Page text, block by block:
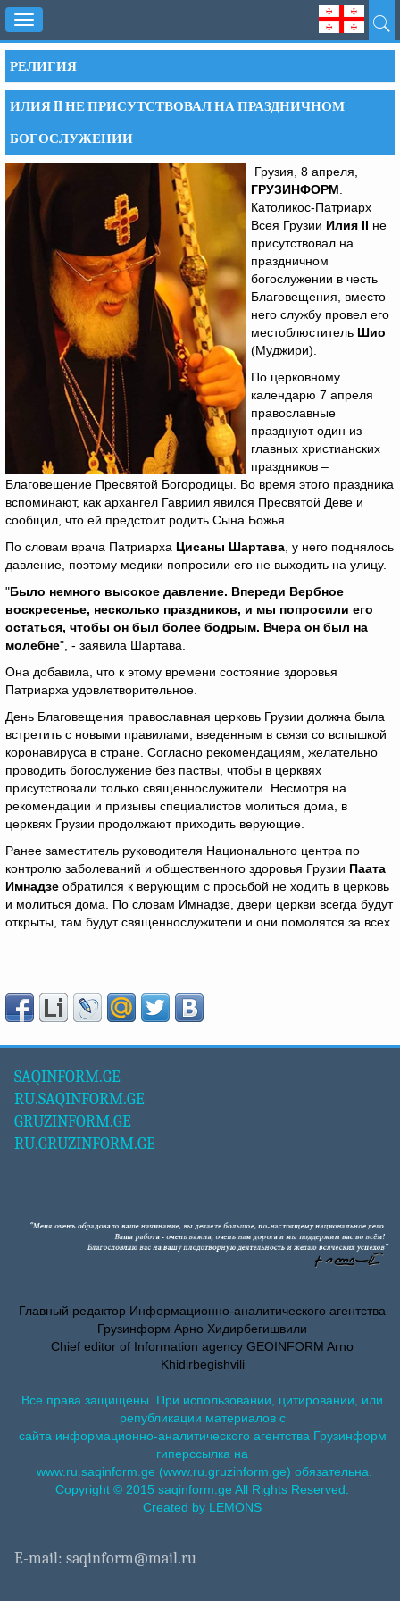
Toggle
navigation
РЕЛИГИЯ
ИЛИЯ II НЕ ПРИСУТСТВОВАЛ НА ПРАЗДНИЧНОМ
БОГОСЛУЖЕНИИ
Грузия, 8 апреля,
ГРУЗИНФОРМ
Католикос-Патриарх
Всея Грузии Илия II не
присутствовал на
праздничном
богослужении в честь
Благовещения, вместо
него службу провел его
местоблюститель Шио
(Муджири).
По церковному
календарю 7 апреля
православные
празднуют один из
главных христианских
праздников –
Благовещение Пресвятой Богородицы. Во время этого праздника
вспоминают, как архангел Гавриил явился Пресвятой Деве и
сообщил, что ей предстоит родить Сына Божья.
По словам врача Патриарха Цисаны Шартава , у него поднялось
давление, поэтому медики попросили его не выходить на улицу.
"Было немного высокое давление. Впереди Вербное
воскресенье, несколько праздников, и мы попросили его
остаться, чтобы он был более бодрым. Вчера он был на
молебне", - заявила Шартава.
Она добавила, что к этому времени состояние здоровья
Патриарха удовлетворительное.
День Благовещения православная церковь Грузии должна была
встретить с новыми правилами, введенным в связи со вспышкой
коронавируса в стране. Согласно рекомендациям, желательно
проводить богослужение без паствы, чтобы в церквях
присутствовали только священнослужители. Несмотря на
рекомендации и призывы специалистов молиться дома, в
церквях Грузии продолжают приходить верующие.
Ранее заместитель руководителя Национального центра по
контролю заболеваний и общественного здоровья Грузии Паата
Имнадзе обратился к верующим с просьбой не ходить в церковь
и молиться дома. По словам Имнадзе, двери церкви всегда будут
открыты, там будут священнослужители и они помолятся за всех.
SAQINFORM.GE
RU.SAQINFORM.GE
GRUZINFORM.GE
RU.GRUZINFORM.GE
Главный редактор Информационно-аналитического агентства
Грузинформ Арно Хидирбегишвили
Chief editor of Information agency GEOINFORM Arno
Khidirbegishvili
Все права защищены. При использовании, цитировании, или
републикации материалов с
сайта информационно-аналитического агентства Грузинформ
гиперссылка на
www.ru.saqinform.ge (www.ru.gruzinform.ge) обязательна.
Copyright © 2015 saqinform.ge All Rights Reserved.
Created by LEMONS
E-mail: saqinform@mail.ru